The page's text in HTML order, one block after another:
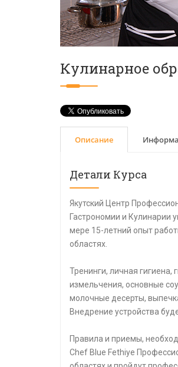
Кулинарное
Описание
Детали Курса
Якутский Центр
Гастрономии и Кулинарии
мере 15-летний опыт
областях.
Тренинги, личная
измельчения, основные
молочные десерты,
Внедрение устройства
Правила и приемы,
Chef Blue Fethiye